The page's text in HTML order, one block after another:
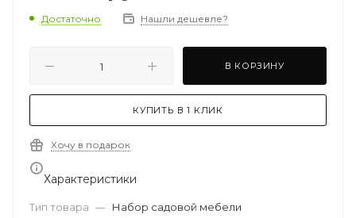
Достаточно Нашли дешевле?
В КОРЗИНУ
КУПИТЬ В 1 КЛИК
Хочу в подарок
Характеристики
Тип товара — Набор садовой мебели